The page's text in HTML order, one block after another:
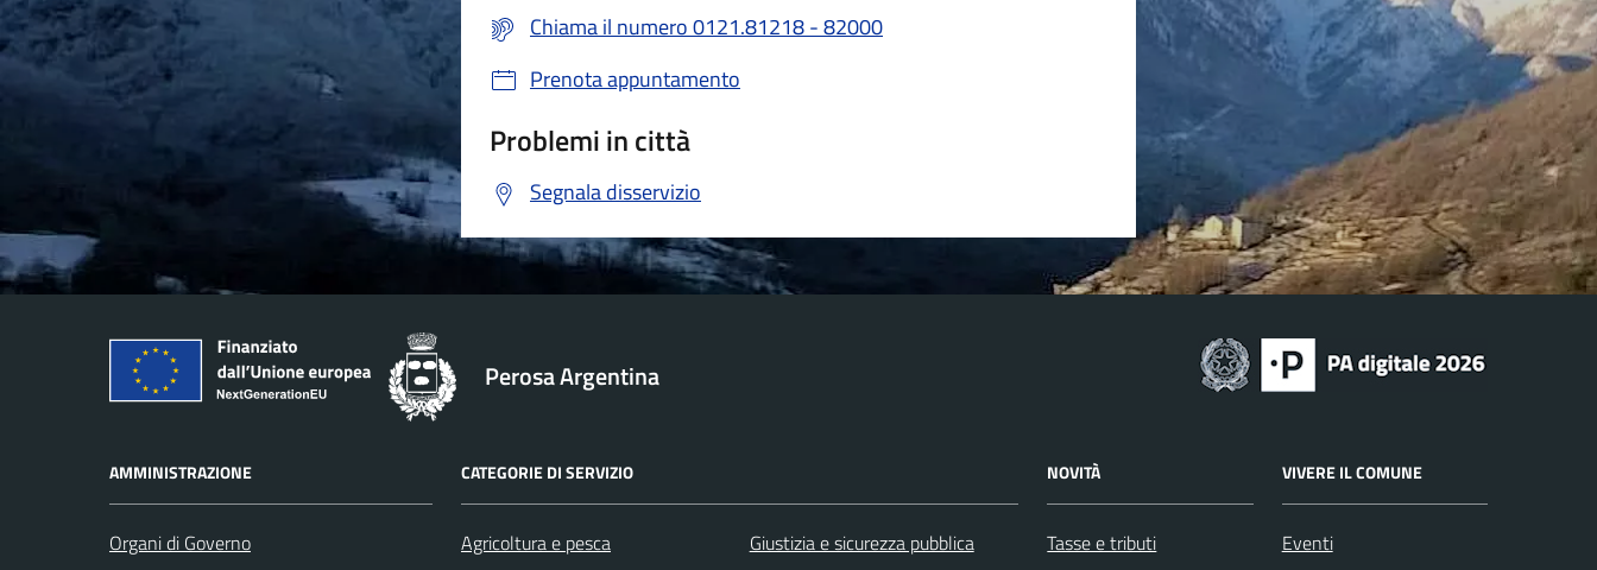
Chiama il numero 0121.81218 - 82000
Prenota appuntamento
Problemi in città
Segnala disservizio
Perosa Argentina
AMMINISTRAZIONE
Organi di Governo
CATEGORIE DI SERVIZIO
Agricoltura e pesca
Giustizia e sicurezza pubblica
NOVITÀ
Tasse e tributi
VIVERE IL COMUNE
Eventi